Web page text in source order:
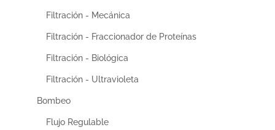
Filtración - Mecánica
Filtración - Fraccionador de Proteínas
Filtración - Biológica
Filtración - Ultravioleta
Bombeo
Flujo Regulable